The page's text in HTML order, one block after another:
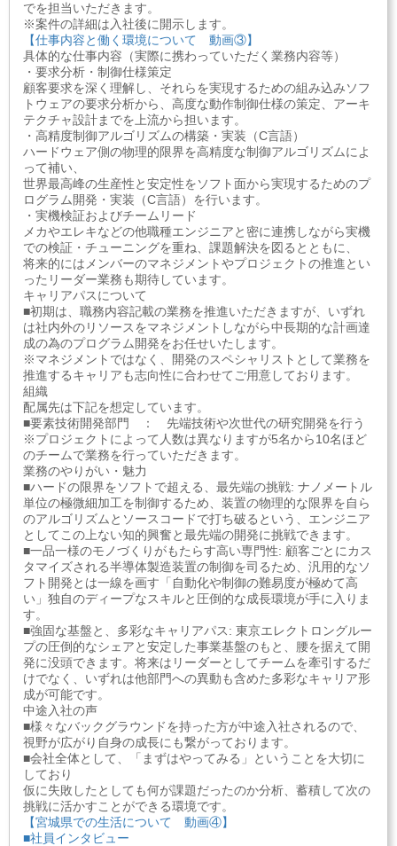
でを担当いただきます。
※案件の詳細は入社後に開示します。
【仕事内容と働く環境について 動画③】
具体的な仕事内容（実際に携わっていただく業務内容等）
・要求分析・制御仕様策定
顧客要求を深く理解し、それらを実現するための組み込みソフ
トウェアの要求分析から、高度な動作制御仕様の策定、アーキ
テクチャ設計までを上流から担います。
・高精度制御アルゴリズムの構築・実装（C言語）
ハードウェア側の物理的限界を高精度な制御アルゴリズムによ
って補い、
世界最高峰の生産性と安定性をソフト面から実現するためのプ
ログラム開発・実装（C言語）を行います。
・実機検証およびチームリード
メカやエレキなどの他職種エンジニアと密に連携しながら実機
での検証・チューニングを重ね、課題解決を図るとともに、
将来的にはメンバーのマネジメントやプロジェクトの推進とい
ったリーダー業務も期待しています。
キャリアパスについて
■初期は、職務内容記載の業務を推進いただきますが、いずれ
は社内外のリソースをマネジメントしながら中長期的な計画達
成の為のプログラム開発をお任せいたします。
※マネジメントではなく、開発のスペシャリストとして業務を
推進するキャリアも志向性に合わせてご用意しております。
組織
配属先は下記を想定しています。
■要素技術開発部門 ： 先端技術や次世代の研究開発を行う
※プロジェクトによって人数は異なりますが5名から10名ほど
のチームで業務を行っていただきます。
業務のやりがい・魅力
■ハードの限界をソフトで超える、最先端の挑戦: ナノメートル
単位の極微細加工を制御するため、装置の物理的な限界を自ら
のアルゴリズムとソースコードで打ち破るという、エンジニア
としてこの上ない知的興奮と最先端の開発に挑戦できます。
■一品一様のモノづくりがもたらす高い専門性: 顧客ごとにカス
タマイズされる半導体製造装置の制御を司るため、汎用的なソ
フト開発とは一線を画す「自動化や制御の難易度が極めて高
い」独自のディープなスキルと圧倒的な成長環境が手に入りま
す。
■強固な基盤と、多彩なキャリアパス: 東京エレクトロングルー
プの圧倒的なシェアと安定した事業基盤のもと、腰を据えて開
発に没頭できます。将来はリーダーとしてチームを牽引するだ
けでなく、いずれは他部門への異動も含めた多彩なキャリア形
成が可能です。
中途入社の声
■様々なバックグラウンドを持った方が中途入社されるので、
視野が広がり自身の成長にも繋がっております。
■会社全体として、「まずはやってみる」ということを大切に
しており
仮に失敗したとしても何が課題だったのか分析、蓄積して次の
挑戦に活かすことができる環境です。
【宮城県での生活について 動画④】
■社員インタビュー